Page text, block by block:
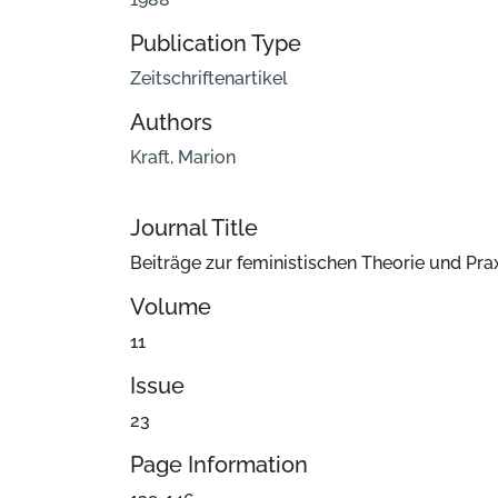
Publication Type
Zeitschriftenartikel
Authors
Kraft, Marion
Journal Title
Beiträge zur feministischen Theorie und
Volume
11
Issue
23
Page Information